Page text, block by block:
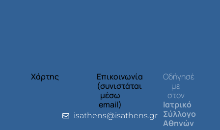
Χάρτης
Επικοινωνία
(συνιστάται
μέσω
email)
isathens@isathens.gr
Οδήγησέ
με
στον
Ιατρικό
Σύλλογο
Αθηνών